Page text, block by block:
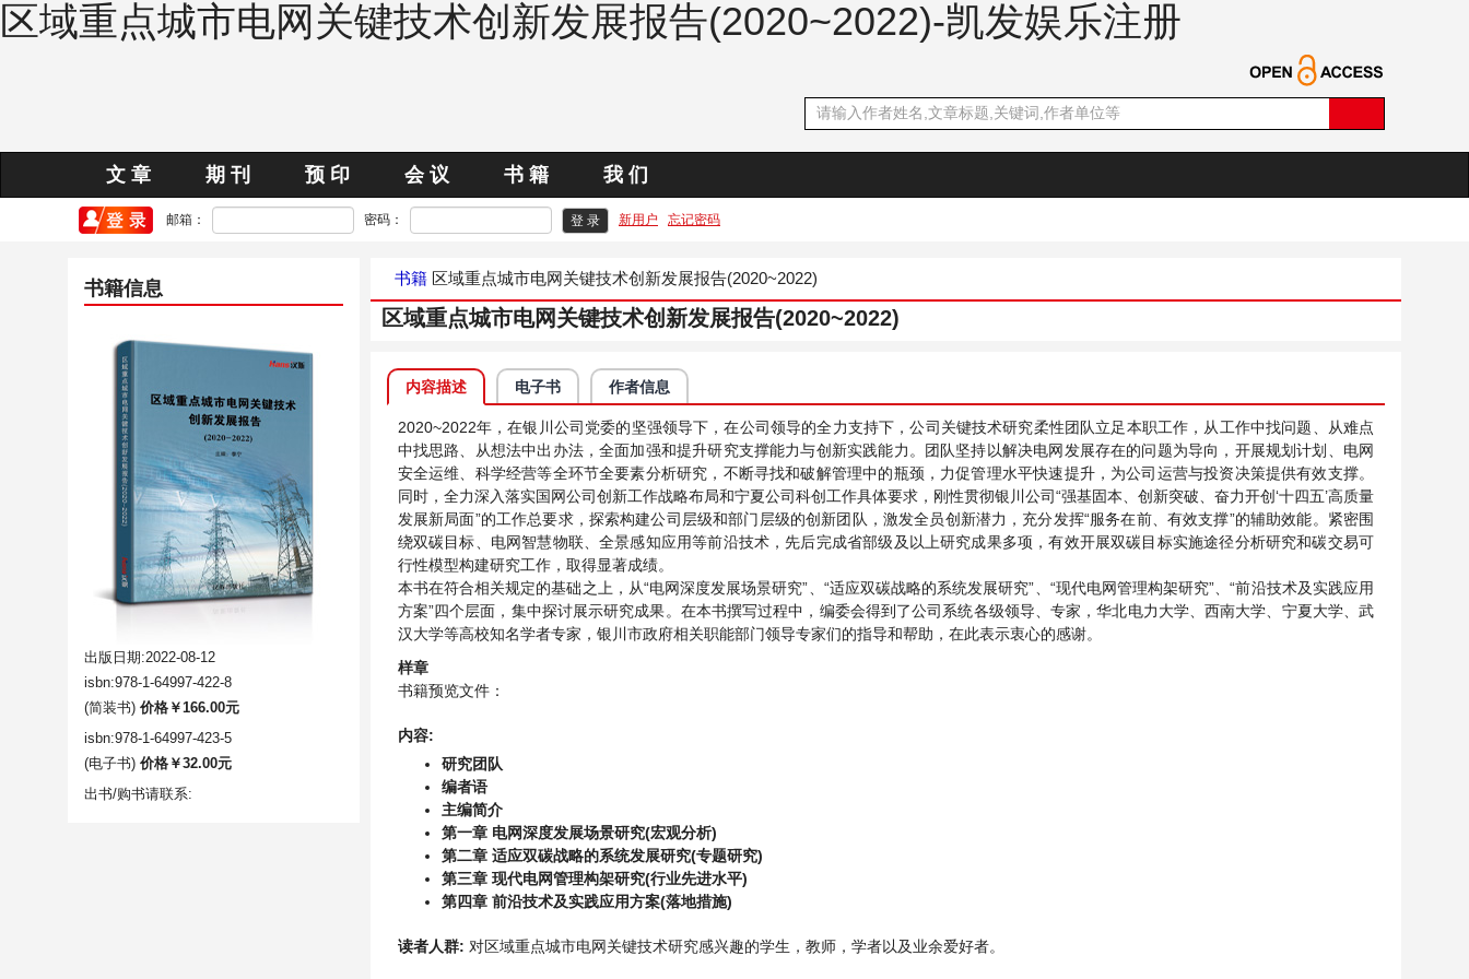
区域重点城市电网关键技术创新发展报告(2020~2022)-凯发娱乐注册
文 章 期 刊 预 印 会 议 书 籍 我 们
邮箱： 密码： 新用户 忘记密码
书籍 区域重点城市电网关键技术创新发展报告(2020~2022)
区域重点城市电网关键技术创新发展报告(2020~2022)
内容描述 电子书 作者信息
2020~2022年，在银川公司党委的坚强领导下，在公司领导的全力支持下，公司关键技术研究柔性团队立足本职工作，从工作中找问题、从难点
中找思路、从想法中出办法，全面加强和提升研究支撑能力与创新实践能力。团队坚持以解决电网发展存在的问题为导向，开展规划计划、电网
安全运维、科学经营等全环节全要素分析研究，不断寻找和破解管理中的瓶颈，力促管理水平快速提升，为公司运营与投资决策提供有效支撑。
同时，全力深入落实国网公司创新工作战略布局和宁夏公司科创工作具体要求，刚性贯彻银川公司“强基固本、创新突破、奋力开创‘十四五’高质量
发展新局面”的工作总要求，探索构建公司层级和部门层级的创新团队，激发全员创新潜力，充分发挥“服务在前、有效支撑”的辅助效能。紧密围
绕双碳目标、电网智慧物联、全景感知应用等前沿技术，先后完成省部级及以上研究成果多项，有效开展双碳目标实施途径分析研究和碳交易可
行性模型构建研究工作，取得显著成绩。
本书在符合相关规定的基础之上，从“电网深度发展场景研究”、“适应双碳战略的系统发展研究”、“现代电网管理构架研究”、“前沿技术及实践应用
方案”四个层面，集中探讨展示研究成果。在本书撰写过程中，编委会得到了公司系统各级领导、专家，华北电力大学、西南大学、宁夏大学、武
汉大学等高校知名学者专家，银川市政府相关职能部门领导专家们的指导和帮助，在此表示衷心的感谢。
样章
书籍预览文件：
内容:
研究团队
编者语
主编简介
第一章 电网深度发展场景研究(宏观分析)
第二章 适应双碳战略的系统发展研究(专题研究)
第三章 现代电网管理构架研究(行业先进水平)
第四章 前沿技术及实践应用方案(落地措施)
读者人群: 对区域重点城市电网关键技术研究感兴趣的学生，教师，学者以及业余爱好者。
书籍信息
出版日期:2022-08-12
isbn:978-1-64997-422-8
(简装书) 价格￥166.00元
isbn:978-1-64997-423-5
(电子书) 价格￥32.00元
出书/购书请联系: